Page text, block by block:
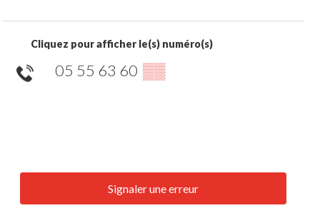
Cliquez pour afficher le(s) numéro(s)
05 55 63 60 ▒▒
Signaler une erreur